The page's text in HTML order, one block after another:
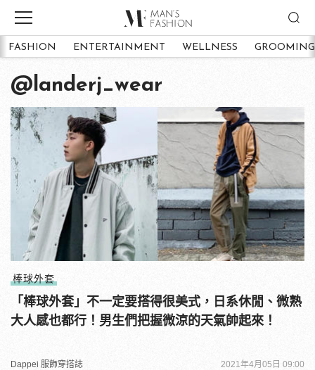
FASHION ENTERTAINMENT WELLNESS GROOMING
@landerj_wear
棒球外套
「棒球外套」不一定要搭得很美式，日系休閒、微熟
大人感也都行！男生們把握微涼的天氣帥起來！
Dappei 服飾穿搭誌 2021年4月05日 09:00